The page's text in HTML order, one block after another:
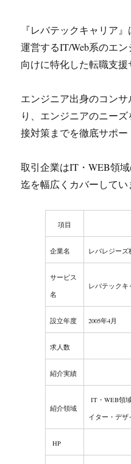
『レバテックキャリア
運営するIT/Web系のエ
向けに特化した転職支援
エンジニア出身のコン
り、エンジニアのニー
接対策までを徹底サポー
取引企業はIT・WEB領
迄を幅広くカバーしてい
項目
企業名 レバレジーズ
サービス
名
レバテックキ
設立年度 2005年4月
求人数
紹介実績
紹介領域
IT・WEB領
イター・デザ
HP